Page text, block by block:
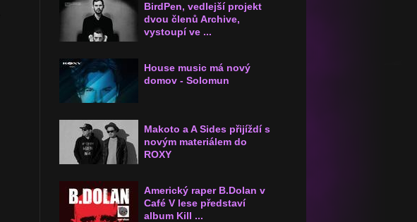
BirdPen, vedlejší projekt
dvou členů Archive,
vystoupí ve ...
House music má nový
domov - Solomun
Makoto a A Sides přijíždí s
novým materiálem do
ROXY
Americký raper B.Dolan v
Café V lese představí
album Kill ...